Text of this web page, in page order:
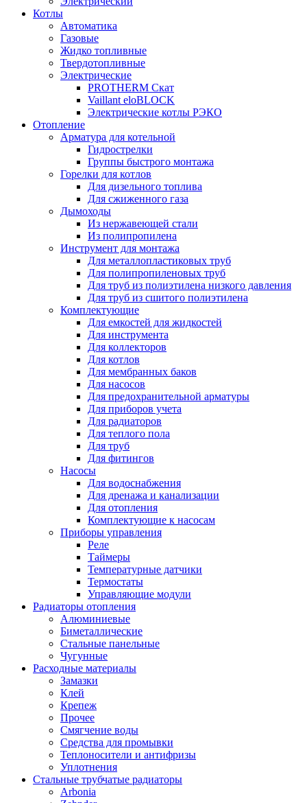
Котлы
Автоматика
Газовые
Жидко топливные
Твердотопливные
Электрические
PROTHERM Скат
Vaillant eloBLOCK
Электрические котлы РЭКО
Отопление
Арматура для котельной
Гидрострелки
Группы быстрого монтажа
Горелки для котлов
Для дизельного топлива
Для сжиженного газа
Дымоходы
Из нержавеющей стали
Из полипропилена
Инструмент для монтажа
Для металлопластиковых труб
Для полипропиленовых труб
Для труб из полиэтилена низкого давления
Для труб из сшитого полиэтилена
Комплектующие
Для емкостей для жидкостей
Для инструмента
Для коллекторов
Для котлов
Для мембранных баков
Для насосов
Для предохранительной арматуры
Для приборов учета
Для радиаторов
Для теплого пола
Для труб
Для фитингов
Насосы
Для водоснабжения
Для дренажа и канализации
Для отопления
Комплектующие к насосам
Приборы управления
Реле
Таймеры
Температурные датчики
Термостаты
Управляющие модули
Радиаторы отопления
Алюминиевые
Биметаллические
Стальные панельные
Чугунные
Расходные материалы
Замазки
Клей
Крепеж
Прочее
Смягчение воды
Средства для промывки
Теплоносители и антифризы
Уплотнения
Стальные трубчатые радиаторы
Arbonia